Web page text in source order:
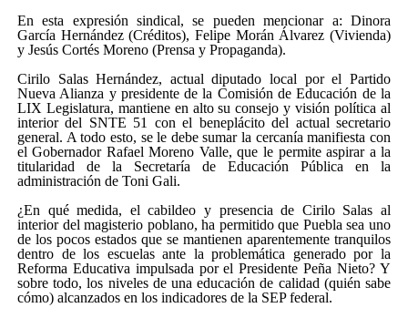
En esta expresión sindical, se pueden mencionar a: Dinora
García Hernández (Créditos), Felipe Morán Álvarez (Vivienda)
y Jesús Cortés Moreno (Prensa y Propaganda).
Cirilo Salas Hernández, actual diputado local por el Partido
Nueva Alianza y presidente de la Comisión de Educación de la
LIX Legislatura, mantiene en alto su consejo y visión política al
interior del SNTE 51 con el beneplácito del actual secretario
general. A todo esto, se le debe sumar la cercanía manifiesta con
el Gobernador Rafael Moreno Valle, que le permite aspirar a la
titularidad de la Secretaría de Educación Pública en la
administración de Toni Gali.
¿En qué medida, el cabildeo y presencia de Cirilo Salas al
interior del magisterio poblano, ha permitido que Puebla sea uno
de los pocos estados que se mantienen aparentemente tranquilos
dentro de los escuelas ante la problemática generado por la
Reforma Educativa impulsada por el Presidente Peña Nieto? Y
sobre todo, los niveles de una educación de calidad (quién sabe
cómo) alcanzados en los indicadores de la SEP federal.